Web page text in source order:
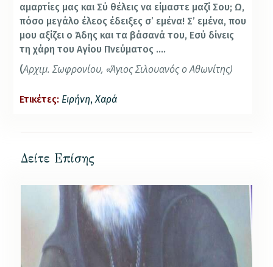
αμαρτίες μας και Σύ θέλεις να είμαστε μαζί Σου; Ω,
πόσο μεγάλο έλεος έδειξες σ’ εμένα! Σ’ εμένα, που
μου αξίζει ο Άδης και τα βάσανά του, Εσύ δίνεις
τη χάρη του Αγίου Πνεύματος ….
(Αρχιμ. Σωφρονίου, «Άγιος Σιλουανός ο Αθωνίτης)
Ετικέτες: Ειρήνη,Χαρά
Δείτε Επίσης